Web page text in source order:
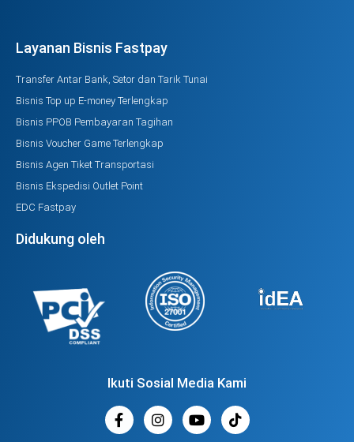
Layanan Bisnis Fastpay
Transfer Antar Bank, Setor dan Tarik Tunai
Bisnis Top up E-money Terlengkap
Bisnis PPOB Pembayaran Tagihan
Bisnis Voucher Game Terlengkap
Bisnis Agen Tiket Transportasi
Bisnis Ekspedisi Outlet Point
EDC Fastpay
Didukung oleh
Ikuti Sosial Media Kami